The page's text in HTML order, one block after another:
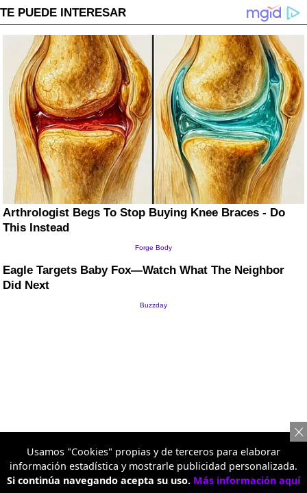
Usamos "Cookies" propias y de terceros para elaborar
información estadística y mostrarle publicidad personalizada.
Si continúa navegando acepta su uso. Más información aquí